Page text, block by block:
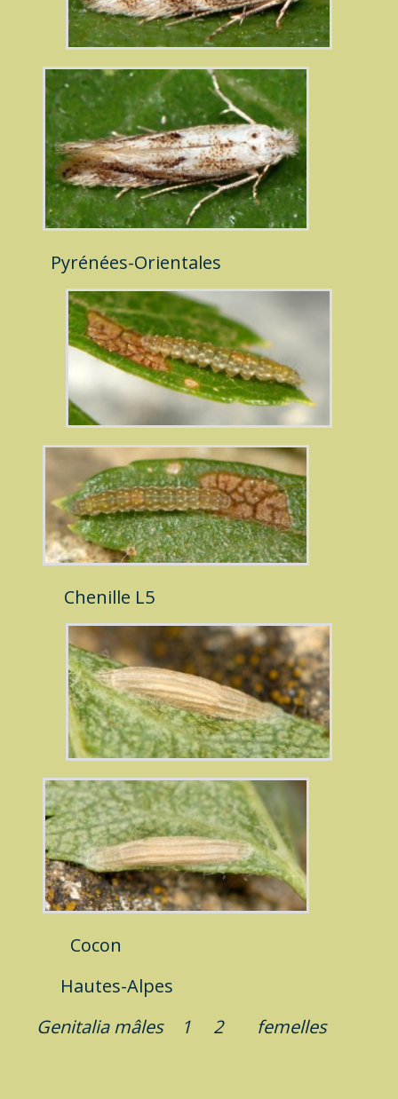
Pyrénées-Orientales
Chenille L5
Cocon
Hautes-Alpes
Genitaliamâles 1 2 femelles